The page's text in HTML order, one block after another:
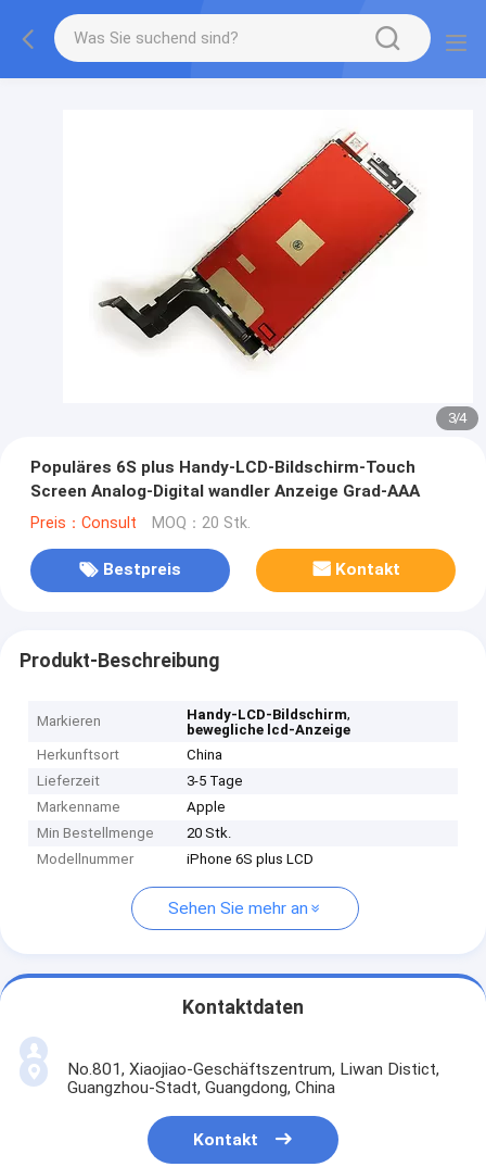
3/4
Populäres 6S plus Handy-LCD-Bildschirm-Touch
Screen Analog-Digital wandler Anzeige Grad-AAA
Preis：Consult MOQ：20 Stk.
Bestpreis Kontakt
Produkt-Beschreibung
Markieren Handy-LCD-Bildschirm,
bewegliche lcd-Anzeige
Herkunftsort
China
Lieferzeit
3-5 Tage
Markenname
Apple
Min Bestellmenge
20 Stk.
Modellnummer
iPhone 6S plus LCD
Sehen Sie mehr an
Kontaktdaten
No.801, Xiaojiao-Geschäftszentrum, Liwan Distict,
Guangzhou-Stadt, Guangdong, China
Kontakt